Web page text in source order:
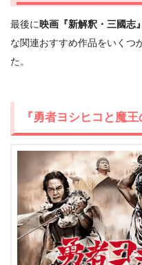
最後に映画『新解釈・三國志
な関連おすすめ作品をいくつ
た。
『勇者ヨシヒコと魔王